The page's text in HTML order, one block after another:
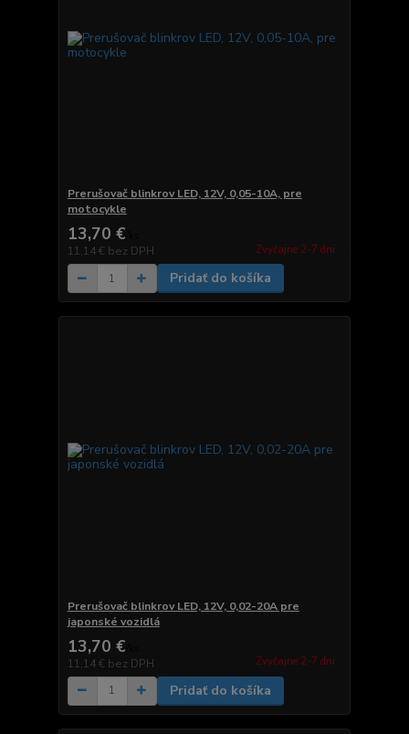
Prerušovač blinkrov LED, 12V, 0,05-10A, pre
motocykle
13,70 €
11,14 € bez DPH Zvyčajne 2-7 dni.
Pridať do košíka
Prerušovač blinkrov LED, 12V, 0,02-20A pre
japonské vozidlá
13,70 €
11,14 € bez DPH Zvyčajne 2-7 dni.
Pridať do košíka